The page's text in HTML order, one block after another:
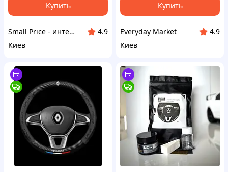
Купить
Small Price - интернет-магазин товаров для дома
4.9
Киев
Купить
Everyday Market
4.9
Киев